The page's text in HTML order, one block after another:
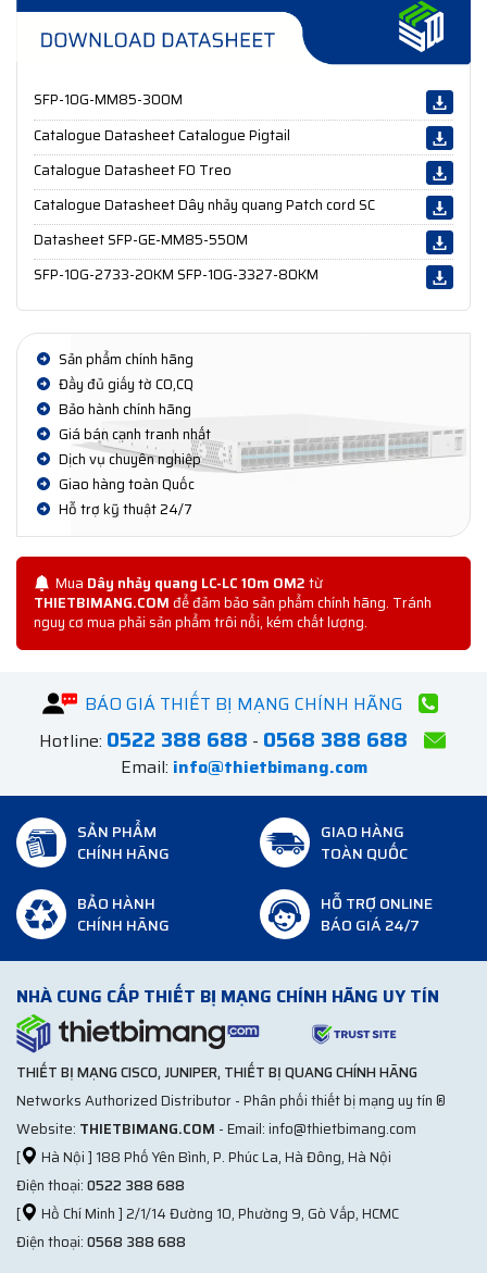
SFP-10G-MM85-300M
Catalogue Datasheet Catalogue Pigtail
Catalogue Datasheet FO Treo
Catalogue Datasheet Dây nhảy quang Patch cord SC
Datasheet SFP-GE-MM85-550M
SFP-10G-2733-20KM SFP-10G-3327-80KM
Sản phẩm chính hãng
Đầy đủ giấy tờ CO,CQ
Bảo hành chính hãng
Giá bán cạnh tranh nhất
Dịch vụ chuyên nghiệp
Giao hàng toàn Quốc
Hỗ trợ kỹ thuật 24/7
Mua Dây nhảy quang LC-LC 10m OM2từ
THIETBIMANG.COMđể đảm bảo sản phẩm chính hãng. Tránh
nguy cơ mua phải sản phẩm trôi nổi, kém chất lượng.
BÁO GIÁ THIẾT BỊ MẠNG CHÍNH HÃNG
Hotline: 0522 388 688 - 0568 388 688
Email: info@thietbimang.com
SẢN PHẨM
CHÍNH HÃNG
GIAO HÀNG
TOÀN QUỐC
BẢO HÀNH
CHÍNH HÃNG
HỖ TRỢ ONLINE
BÁO GIÁ 24/7
NHÀ CUNG CẤP THIẾT BỊ MẠNG CHÍNH HÃNG UY TÍN
THIẾT BỊ MẠNG CISCO, JUNIPER, THIẾT BỊ QUANG CHÍNH HÃNG
Networks Authorized Distributor - Phân phối thiết bị mạng uy tín ®
Website: THIETBIMANG.COM - Email: info@thietbimang.com
[
Hà Nội ] 188 Phố Yên Bình, P. Phúc La, Hà Đông, Hà Nội
Điện thoại:0522 388 688
[
Hồ Chí Minh ] 2/1/14 Đường 10, Phường 9, Gò Vấp, HCMC
Điện thoại:0568 388 688